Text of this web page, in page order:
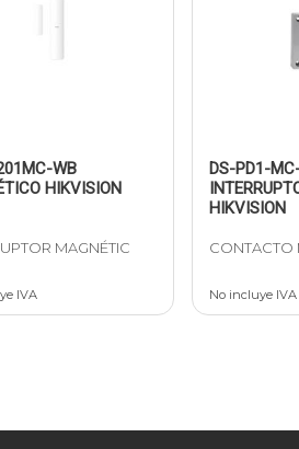
WB
HIKVISION
MAGNÉTIC
IVA
DS-PD1-
HIKVISION
CONTACTO
No incluye IVA